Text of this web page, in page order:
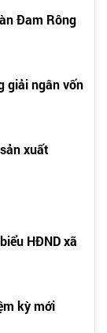
Đam Rông
giải ngân vốn
xuất
HĐND xã
kỳ mới